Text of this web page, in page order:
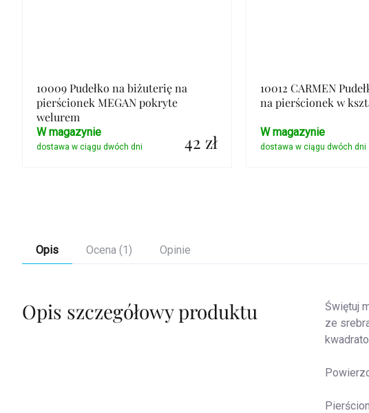
10009 Pudełko na biżuterię na
pierścionek MEGAN pokryte
welurem
42 zł
W magazynie
10012 CARMEN
na pierścionek w
W magazynie
Opis Ocena (1) Opinie
Opis szczegółowy produktu Świętuj
ze